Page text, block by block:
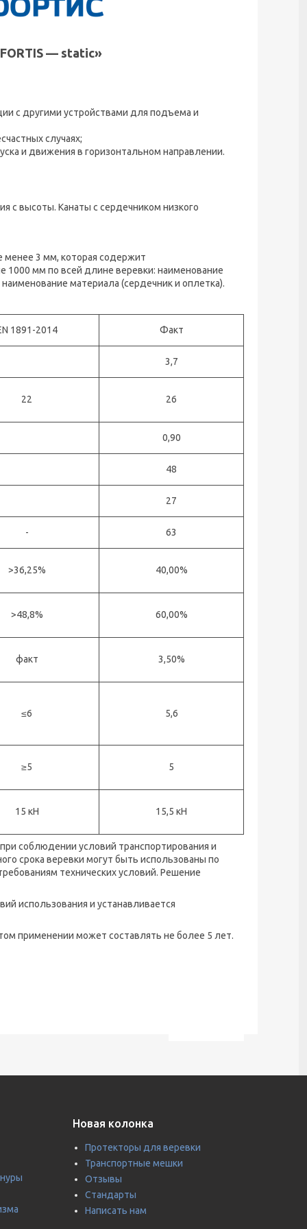
— static»
с другими устройствами для подъема и
случаях;
и движения в горизонтальном направлении.
с высоты. Канаты с сердечником низкого
менее 3 мм, которая содержит
мм по всей длине веревки: наименование
материала (сердечник и оплетка).
1891-2014 Факт
3,7
22 26
0,90
48
27
- 63
>36,25% 40,00%
>48,8% 60,00%
факт 3,50%
≤6 5,6
≥5 5
15 кН 15,5 кН
соблюдении условий транспортирования и
срока веревки могут быть использованы по
технических условий. Решение
использования и устанавливается
применении может составлять не более 5 лет.
Новая колонка
Протекторы для веревки
Транспортные мешки
Отзывы
Стандарты
Написать нам